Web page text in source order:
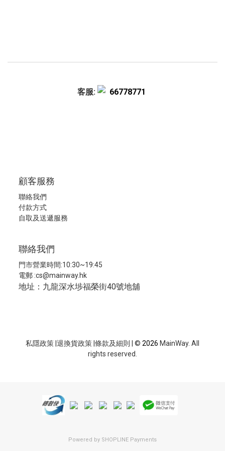
客服: 66778771
顧客服務
聯絡我們
付款方式
自取及送遞服務
聯絡我們
門市營業時間:10:30~19:45
電郵 :cs@mainway.hk
地址：九龍深水埗福榮街40號地舖
私隱政策 退換貨政策 條款及細則 | © 2026 MainWay. All
rights reserved.
Powered by SHOPLINE Payments